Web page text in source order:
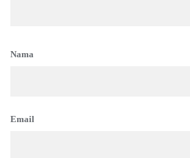
Nama
Email